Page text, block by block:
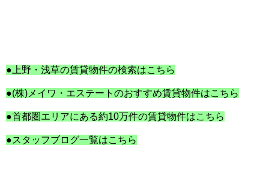
●上野・浅草の賃貸物件の検索はこちら
●(株)メイワ・エステートのおすすめ賃貸物件はこちら
●首都圏エリアにある約10万件の賃貸物件はこちら
●スタッフブログ一覧はこちら